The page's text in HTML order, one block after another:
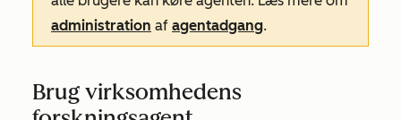
administration af agentadgang.
Brug virksomhedens